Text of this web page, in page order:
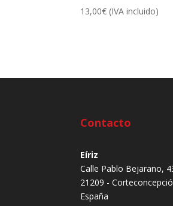
13,00€ (IVA incluido)
Contacto
Eíriz
Calle Pablo Bejarano,
21209 -
España